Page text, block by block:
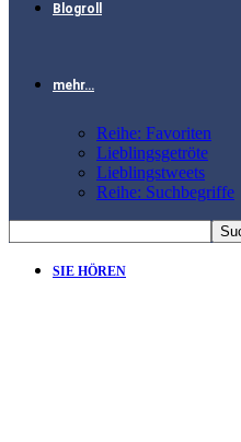
Blogroll
mehr…
Reihe: Favoriten
Lieblingsgetröte
Lieblingstweets
Reihe: Suchbegriffe
SIE HÖREN